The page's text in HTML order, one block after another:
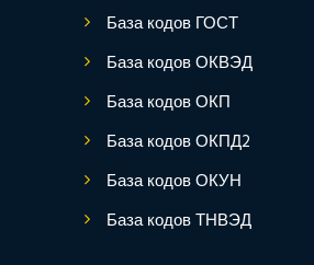
База кодов ГОСТ
База кодов ОКВЭД
База кодов ОКП
База кодов ОКПД2
База кодов ОКУН
База кодов ТНВЭД